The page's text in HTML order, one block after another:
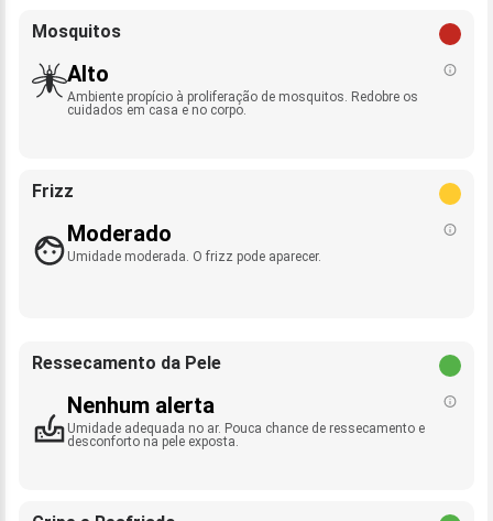
Mosquitos
Alto
Ambiente propício à proliferação de mosquitos. Redobre os
cuidados em casa e no corpo.
Frizz
Moderado
Umidade moderada. O frizz pode aparecer.
Ressecamento da Pele
Nenhum alerta
Umidade adequada no ar. Pouca chance de ressecamento e
desconforto na pele exposta.